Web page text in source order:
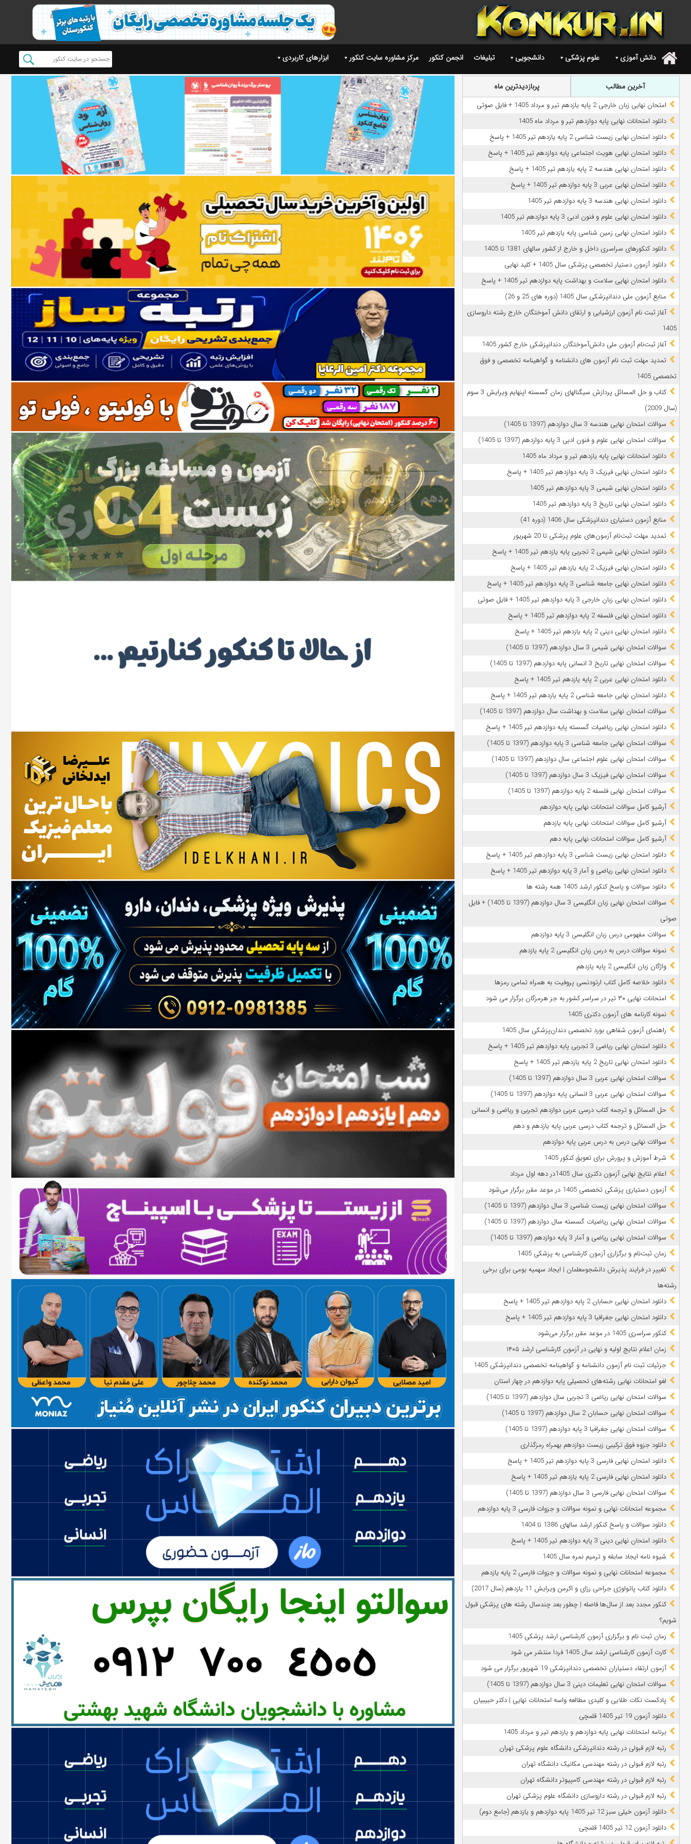
. دانش آموزی علوم پزشکی دانشجویی تبلیغات انجمن کنکور مرکز مشاوره سایت کنکور ابزارهای کاربردی
آخرین مطالب پربازدیدترین ماه
امتحان نهایی زبان خارجی 2 پایه یازدهم تیر و مرداد 1405 + فایل صوتی
دانلود امتحانات نهایی پایه دوازدهم تیر و مرداد ماه 1405
دانلود امتحان نهایی زیست شناسی 2 پایه یازدهم تیر 1405 + پاسخ
دانلود امتحان نهایی هویت اجتماعی پایه دوازدهم تیر 1405 + پاسخ
دانلود امتحان نهایی هندسه 2 پایه یازدهم تیر 1405 + پاسخ
دانلود امتحان نهایی عربی 3 پایه دوازدهم تیر 1405 + پاسخ
دانلود امتحان نهایی هندسه 3 پایه دوازدهم تیر 1405
دانلود امتحان نهایی علوم و فنون ادبی 3 پایه دوازدهم تیر 1405
دانلود امتحان نهایی زمین شناسی پایه یازدهم تیر 1405
دانلود کنکورهای سراسری داخل و خارج از کشور سالهای 1381 تا 1405
دانلود آزمون دستیار تخصصی پزشکی سال 1405 + کلید نهایی
دانلود امتحان نهایی سلامت و بهداشت پایه دوازدهم تیر 1405 + پاسخ
ﻣﻨﺎﺑﻊ آزﻣﻮن ﻣﻠﯽ دندانپزشکی سال 1405 (دوره های 25 و 26)
آغاز ثبت نام آزمون‌ ارزشیابی و ارتقای دانش آموختگان خارج رشته داروسازی
1405
آغاز ثبت‌نام آزمون ملی دانش‌آموختگان دندانپزشکی خارج کشور 1405
تمدید مهلت ثبت نام آزمون های دانشنامه و گواهینامه تخصصی و فوق
تخصصی 1405
کتاب و حل المسائل پردازش سیگنالهای زمان گسسته اپنهایم ویرایش 3 سوم
(سال 2009)
سوالات امتحان نهایی هندسه 3 سال دوازدهم (1397 تا 1405)
سوالات امتحان نهایی علوم و فنون ادبی 3 پایه دوازدهم (1397 تا 1405)
دانلود امتحانات نهایی پایه یازدهم تیر و مرداد ماه 1405
دانلود امتحان نهایی فیزیک 3 پایه دوازدهم تیر 1405 + پاسخ
دانلود امتحان نهایی شیمی 3 پایه دوازدهم تیر 1405
دانلود امتحان نهایی تاریخ 3 پایه دوازدهم تیر 1405
منابع آزمون دستیاری دندانپزشکی سال 1406 (دوره 41)
تمدید مهلت ثبت‌نام آزمون‌های علوم پزشکی تا 20 شهریور
دانلود امتحان نهایی شیمی 2 تجربی پایه یازدهم تیر 1405 + پاسخ
دانلود امتحان نهایی فیزیک 2 پایه یازدهم تیر 1405 + پاسخ
دانلود امتحان نهایی جامعه شناسی 3 پایه دوازدهم تیر 1405 + پاسخ
دانلود امتحان نهایی زبان خارجی 3 پایه دوازدهم تیر 1405 + فایل صوتی
دانلود امتحان نهایی فلسفه 2 پایه دوازدهم تیر 1405 + پاسخ
دانلود امتحان نهایی دینی 2 پایه یازدهم تیر 1405 + پاسخ
سوالات امتحان نهایی شیمی 3 سال دوازدهم (1397 تا 1405)
سوالات امتحان نهایی تاریخ 3 انسانی پایه دوازدهم (1397 تا 1405)
دانلود امتحان نهایی عربی 2 پایه یازدهم تیر 1405 + پاسخ
دانلود امتحان نهایی جامعه شناسی 2 پایه یازدهم تیر 1405 + پاسخ
سوالات امتحان نهایی سلامت و بهداشت سال دوازدهم (1397 تا 1405)
دانلود امتحان نهایی ریاضیات گسسته پایه دوازدهم تیر 1405 + پاسخ
سوالات امتحان نهایی جامعه شناسی 3 پایه دوازدهم (1397 تا 1405)
سوالات امتحان نهایی علوم اجتماعی سال دوازدهم (1397 تا 1405)
سوالات امتحان نهایی فیزیک 3 سال دوازدهم (1397 تا 1405)
سوالات امتحان نهایی فلسفه 2 پایه دوازدهم (1397 تا 1405)
آرشیو کامل سوالات امتحانات نهایی پایه دوازدهم
آرشیو کامل سوالات امتحانات نهایی پایه یازدهم
آرشیو کامل سوالات امتحانات نهایی پایه دهم
دانلود امتحان نهایی زیست شناسی 3 پایه دوازدهم تیر 1405 + پاسخ
دانلود امتحان نهایی ریاضی و آمار 3 پایه دوازدهم تیر 1405 + پاسخ
دانلود سوالات و پاسخ کنکور ارشد 1405 همه رشته ها
سوالات امتحان نهایی زبان انگلیسی 3 سال دوازدهم (1397 تا 1405) + فایل
صوتی
سوالات مفهومی درس زبان انگلیسی 3 پایه دوازدهم
نمونه سوالات درس به درس زبان انگلیسی 2 پایه یازدهم
واژگان زبان انگلیسی 2 پایه یازدهم
دانلود خلاصه کامل کتاب ارتودنسی پروفیت به همراه تمامی رمزها
امتحانات نهایی ۳۰ تیر در سراسر کشور به جز هرمزگان برگزار می شود
نمونه کارنامه های آزمون دکتری 1405
راهنمای آزمون شفاهی بورد تخصصی دندان‌پزشکی سال 1405
دانلود امتحان نهایی ریاضی 3 تجربی پایه دوازدهم تیر 1405 + پاسخ
دانلود امتحان نهایی تاریخ 2 پایه یازدهم تیر 1405 + پاسخ
سوالات امتحان نهایی عربی 3 سال دوازدهم (1397 تا 1405)
سوالات امتحان نهایی عربی 3 انسانی پایه دوازدهم (1397 تا 1405)
حل المسائل و ترجمه کتاب درسی عربی دوازدهم تجربی و ریاضی و انسانی
حل المسائل و ترجمه کتاب درسی عربی پایه یازدهم و دهم
سوالات نهایی درس به درس عربی پایه دوازدهم
شرط آموزش و پرورش برای تعویق کنکور 1405
اعلام نتایج نهایی آزمون دکتری سال 1405در دهه اول مرداد
آزمون دستیاری پزشکی تخصصی 1405 در موعد مقرر برگزار می‌شود
سوالات امتحان نهایی زیست شناسی 3 سال دوازدهم (1397 تا 1405)
سوالات امتحان نهایی ریاضیات گسسته سال دوازدهم (1397 تا 1405)
سوالات امتحان نهایی ریاضی و آمار 3 پایه دوازدهم (1397 تا 1405)
زمان ثبت‌نام و برگزاری آزمون کارشناسی به پزشکی 1405
تغییر در فرایند پذیرش دانشجومعلمان | ایجاد سهمیه بومی برای برخی
رشته‌ها
دانلود امتحان نهایی حسابان 2 پایه دوازدهم تیر 1405 + پاسخ
دانلود امتحان نهایی جغرافیا 3 پایه دوازدهم تیر 1405 + پاسخ
کنکور سراسری 1405 در موعد مقرر برگزار می‌شود
زمان اعلام نتایج اولیه و نهایی در آزمون کارشناسی ارشد ۱۴۰۵
جزئیات ثبت نام آزمون دانشنامه و گواهینامه تخصصی دندانپزشکی 1405
لغو امتحانات نهایی رشته‌های تحصیلی پایه دوازدهم در چهار استان
سوالات امتحان نهایی ریاضی 3 تجربی سال دوازدهم (1397 تا 1405)
سوالات امتحان نهایی حسابان 2 سال دوازدهم (1397 تا 1405)
سوالات امتحان نهایی جغرافیا 3 پایه دوازدهم (1397 تا 1405)
دانلود جزوه فوق ترکیبی زیست دوازدهم بهمراه رمزگذاری
دانلود امتحان نهایی فارسی 3 پایه دوازدهم تیر 1405 + پاسخ
دانلود امتحان نهایی فارسی 2 پایه یازدهم تیر 1405 + پاسخ
سوالات امتحان نهایی فارسی 3 سال دوازدهم (1397 تا 1405)
مجموعه امتحانات نهایی و نمونه سوالات و جزوات فارسی 3 پایه دوازدهم
دانلود سوالات و پاسخ کنکور ارشد سالهای 1386 تا 1404
دانلود امتحان نهایی دینی 3 پایه دوازدهم تیر 1405 + پاسخ
شیوه نامه ایجاد سابقه و ترمیم نمره سال 1405
مجموعه امتحانات نهایی و نمونه سوالات و جزوات فارسی 2 پایه یازدهم
دانلود کتاب پاتولوژی جراحی رزای و اکرمن ویرایش 11 یازدهم (سال 2017)
کنکور مجدد بعد از سال‌ها فاصله | چطور بعد چندسال رشته‌ های پزشکی قبول
شویم؟
زمان ثبت نام و برگزاری آزمون کارشناسی ارشد پزشکی 1405
کارت آزمون کارشناسی ارشد سال 1405 فردا منتشر می شود
آزمون ارتقاء دستیاران تخصصی دندانپزشکی 19 شهریور برگزار می شود
سوالات امتحان نهایی تعلیمات دینی 3 سال دوازدهم (1397 تا 1405)
پادکست نکات طلایی و کلیدی مطالعه واسه امتحانات نهایی | دکتر حبیبیان
دانلود آزمون 19 تیر 1405 قلمچی
برنامه امتحانات نهایی پایه دوازدهم و یازدهم تیر و مرداد 1405
رتبه لازم قبولی در رشته دندانپزشکی دانشگاه علوم پزشکی تهران
رتبه لازم قبولی در رشته مهندسی مکانیک دانشگاه تهران
رتبه لازم قبولی در رشته مهندسی کامپیوتر دانشگاه تهران
رتبه لازم قبولی در رشته داروسازی دانشگاه علوم پزشکی تهران
دانلود آزمون خیلی سبز 12 تیر 1405 پایه دوازدهم و یازدهم (جامع دوم)
دانلود آزمون 12 تیر 1405 قلمچی